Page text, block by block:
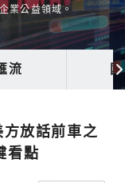
業公益領域。
流
放話前車之
看點